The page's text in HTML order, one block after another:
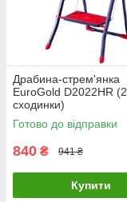
Драбина-стрем'янка
EuroGold D2022HR (2
сходинки)
Готово до відправки
840 ₴ 941 ₴
Купити